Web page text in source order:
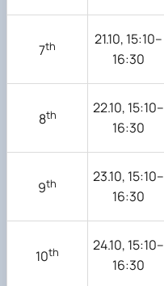
7th
21.10, 15:10–
16:30
8th
22.10, 15:10–
16:30
9th
23.10, 15:10–
16:30
10th
24.10, 15:10–
16:30